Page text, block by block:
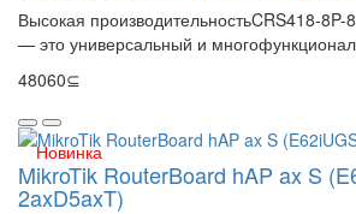
Высокая производительностьCRS418-
— это универсальный и
48060⊆
Новинка
MikroTik RouterBoard hAP ax S
2axD5axT)